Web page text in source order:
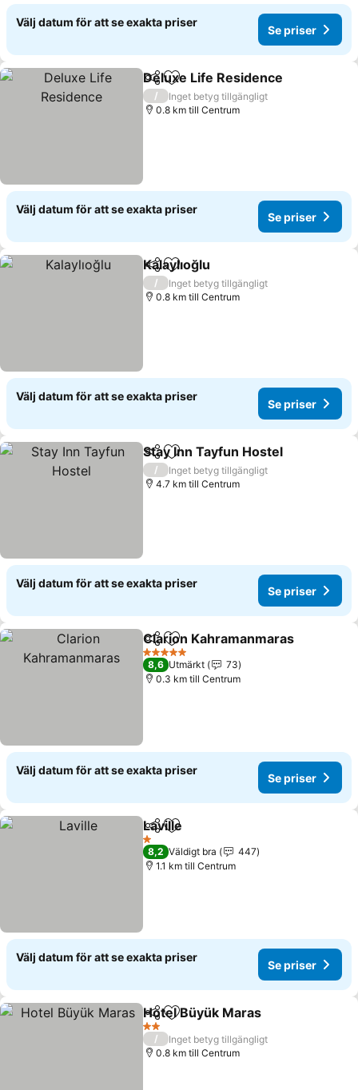
Välj datum för att se exakta priser
Se priser
Dela Lägg till i Mina Favoriter
Deluxe Life Residence
/
Inget betyg tillgängligt
0.8 km till Centrum
Välj datum för att se exakta priser
Se priser
Dela Lägg till i Mina Favoriter
Kalaylıoğlu
/
Inget betyg tillgängligt
0.8 km till Centrum
Välj datum för att se exakta priser
Se priser
Dela Lägg till i Mina Favoriter
Stay Inn Tayfun Hostel
/
Inget betyg tillgängligt
4.7 km till Centrum
Välj datum för att se exakta priser
Se priser
Dela Lägg till i Mina Favoriter
Clarion Kahramanmaras
5 Stjärnor
8,6 Utmärkt
73
0.3 km till Centrum
Välj datum för att se exakta priser
Se priser
Dela Lägg till i Mina Favoriter
Laville
1 Stjärnor
8,2 Väldigt bra
447
1.1 km till Centrum
Välj datum för att se exakta priser
Se priser
Dela Lägg till i Mina Favoriter
Hotel Büyük Maras
2 Stjärnor
/
Inget betyg tillgängligt
0.8 km till Centrum